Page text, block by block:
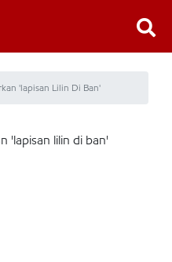
'lapisan Lilin Di Ban'
'lapisan lilin di ban'